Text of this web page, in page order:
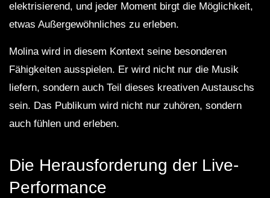
elektrisierend, und jeder Moment birgt die Möglichkeit,
etwas Außergewöhnliches zu erleben.
Molina wird in diesem Kontext seine besonderen
Fähigkeiten ausspielen. Er wird nicht nur die Musik
liefern, sondern auch Teil dieses kreativen Austauschs
sein. Das Publikum wird nicht nur zuhören, sondern
auch fühlen und erleben.
Die Herausforderung der Live-
Performance